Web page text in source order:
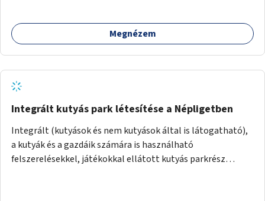
Megnézem
Integrált kutyás park létesítése a Népligetben
Integrált (kutyások és nem kutyások által is látogatható),
a kutyák és a gazdáik számára is használható
felszerelésekkel, játékokkal ellátott kutyás parkrész